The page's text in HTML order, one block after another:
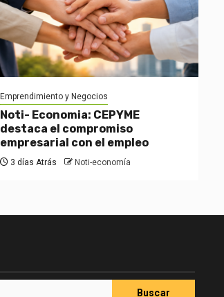
Emprendimiento y Negocios
Noti- Economia: CEPYME
destaca el compromiso
empresarial con el empleo
3 días Atrás Noti-economía
Buscar